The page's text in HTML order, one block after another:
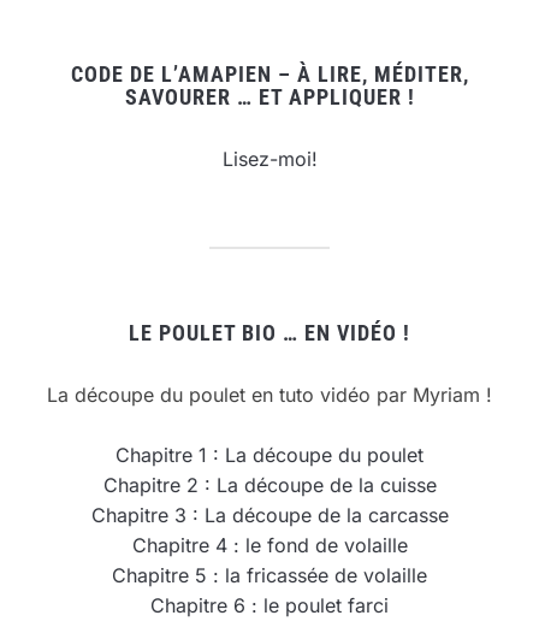
CODE DE L’AMAPIEN – À LIRE, MÉDITER,
SAVOURER … ET APPLIQUER !
Lisez-moi!
LE POULET BIO … EN VIDÉO !
La découpe du poulet en tuto vidéo par Myriam !
Chapitre 1 : La découpe du poulet
Chapitre 2 : La découpe de la cuisse
Chapitre 3 : La découpe de la carcasse
Chapitre 4 : le fond de volaille
Chapitre 5 : la fricassée de volaille
Chapitre 6 : le poulet farci